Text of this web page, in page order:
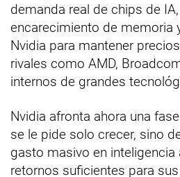
demanda real de chips de
encarecimiento de memoria
Nvidia para mantener
rivales como AMD,
internos de grandes
Nvidia afronta ahora una
se le pide solo crecer, sino
gasto masivo en inteligencia
retornos suficientes para